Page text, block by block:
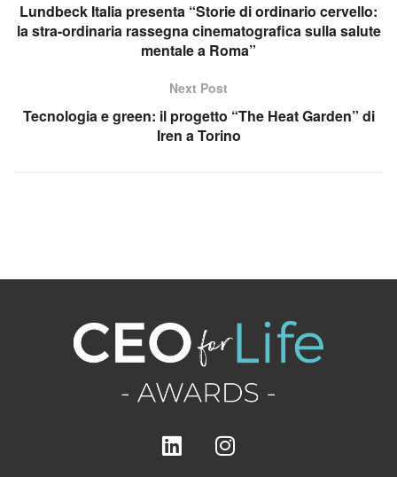
Lundbeck Italia presenta “Storie di ordinario cervello:
la stra-ordinaria rassegna cinematografica sulla salute
mentale a Roma”
Next Post
Tecnologia e green: il progetto “The Heat Garden” di
Iren a Torino